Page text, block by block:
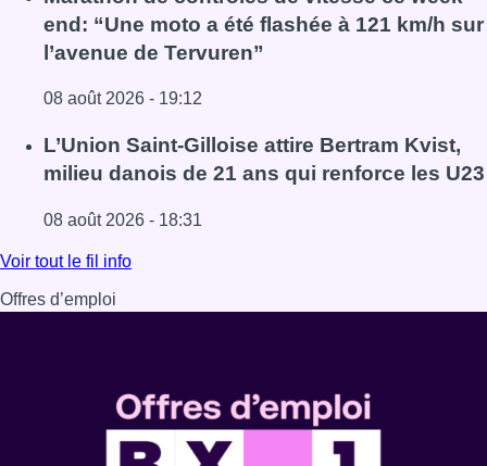
end: “Une moto a été flashée à 121 km/h sur
l’avenue de Tervuren”
08 août 2026 - 19:12
Lire l'article Marathon de contrôles de vitesse ce week-
L’Union Saint-Gilloise attire Bertram Kvist,
milieu danois de 21 ans qui renforce les U23
08 août 2026 - 18:31
Lire l'article L’Union Saint-Gilloise attire Bertram Kvist,
Voir tout le fil info
Offres d’emploi